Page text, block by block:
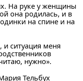
На руке у женщины
она родилась, и в
на спине и на
и ситуация меня
нужно».
Тельбух